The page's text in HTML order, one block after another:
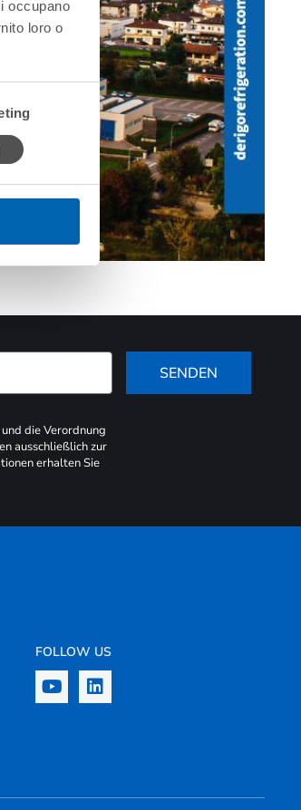
occupano
loro o
SENDEN
die Verordnung
ausschließlich zur
erhalten Sie
FOLLOW US